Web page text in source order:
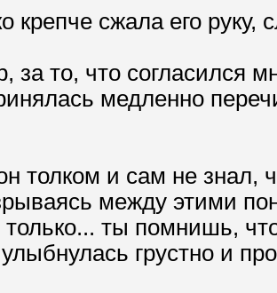
крепче сжала его
за то, что согласился
медленно
толком и сам не знал,
между этими
только... ты помнишь,
грустно и